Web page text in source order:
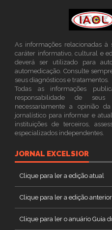
As informações relacionadas à
caráter informativo, cultural e
deverá ser utilizado para
automedicação. Consulte
seus diagnósticos e tratamentos.
Todas as informações
responsabilidade de
necessariamente a opinião
jornalístico para informar e
instituições de terceiros,
especializados independentes.
JORNAL EXCELSIOR
Clique para ler a edição atual
Clique para ler a edição anterior
Clique para ler o anuário Guia